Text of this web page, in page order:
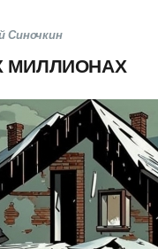
Синочкин
МИЛЛИОНАХ